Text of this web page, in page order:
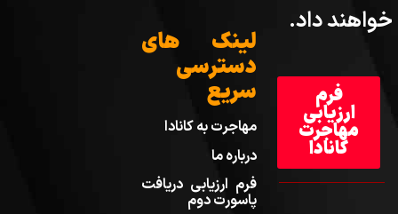
خواهند داد.
فرم
ارزیابی
مهاجرت
کانادا
لینک های
دسترسی
سریع
مهاجرت به کانادا
درباره ما
فرم ارزیابی دریافت
پاسورت دوم